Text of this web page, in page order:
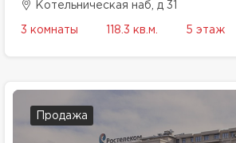
Котельническая наб, д 31
3 комнаты 118.3 кв.м. 5 этаж
Продажа